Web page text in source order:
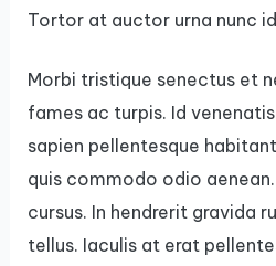
Tortor at auctor urna nunc
Morbi tristique senectus et
fames ac turpis. Id
sapien pellentesque
quis commodo odio
cursus. In hendrerit gravida
tellus. Iaculis at erat